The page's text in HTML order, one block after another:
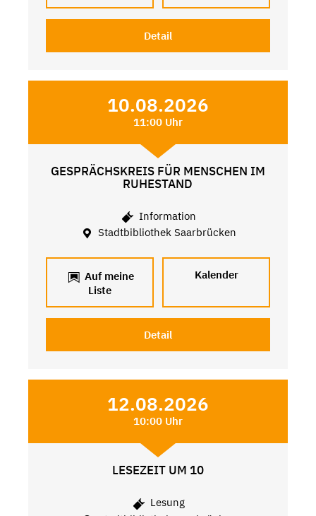
Detail
10.08.2026
11:00 Uhr
GESPRÄCHSKREIS FÜR MENSCHEN IM
RUHESTAND
Information
Stadtbibliothek Saarbrücken
Auf meine
Liste
Kalender
Detail
12.08.2026
10:00 Uhr
LESEZEIT UM 10
Lesung